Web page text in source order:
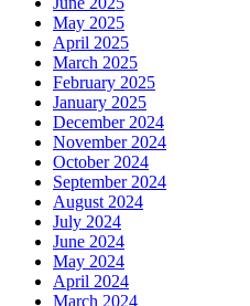
May 2025
April 2025
March 2025
February 2025
January 2025
December 2024
November 2024
October 2024
September 2024
August 2024
July 2024
June 2024
May 2024
April 2024
March 2024